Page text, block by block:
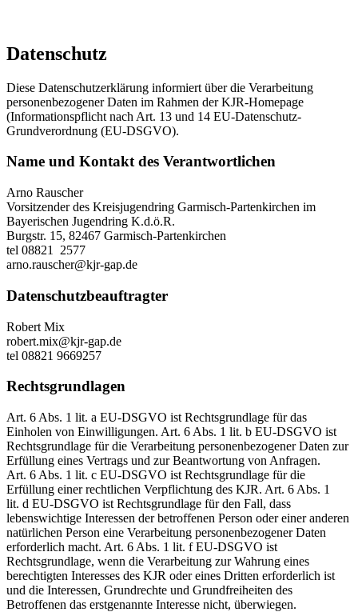
Datenschutz
Diese Datenschutzerklärung informiert über die Verarbeitung
personenbezogener Daten im Rahmen der KJR-Homepage
(Informationspflicht nach Art. 13 und 14 EU-Datenschutz-
Grundverordnung (EU-DSGVO).
Name und Kontakt des Verantwortlichen
Arno Rauscher
Vorsitzender des Kreisjugendring Garmisch-Partenkirchen im
Bayerischen Jugendring K.d.ö.R.
Burgstr. 15, 82467 Garmisch-Partenkirchen
tel 08821 2577
arno.rauscher@kjr-gap.de
Datenschutzbeauftragter
Robert Mix
robert.mix@kjr-gap.de
tel 08821 9669257
Rechtsgrundlagen
Art. 6 Abs. 1 lit. a EU-DSGVO ist Rechtsgrundlage für das
Einholen von Einwilligungen. Art. 6 Abs. 1 lit. b EU-DSGVO ist
Rechtsgrundlage für die Verarbeitung personenbezogener Daten zur
Erfüllung eines Vertrags und zur Beantwortung von Anfragen.
Art. 6 Abs. 1 lit. c EU-DSGVO ist Rechtsgrundlage für die
Erfüllung einer rechtlichen Verpflichtung des KJR. Art. 6 Abs. 1
lit. d EU-DSGVO ist Rechtsgrundlage für den Fall, dass
lebenswichtige Interessen der betroffenen Person oder einer anderen
natürlichen Person eine Verarbeitung personenbezogener Daten
erforderlich macht. Art. 6 Abs. 1 lit. f EU-DSGVO ist
Rechtsgrundlage, wenn die Verarbeitung zur Wahrung eines
berechtigten Interesses des KJR oder eines Dritten erforderlich ist
und die Interessen, Grundrechte und Grundfreiheiten des
Betroffenen das erstgenannte Interesse nicht, überwiegen.